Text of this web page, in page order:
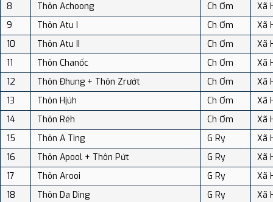
8
Thôn Achoong Ch Ơm
Xã
9
Thôn Atu I Ch Ơm
Xã
10
Thôn Atu II Ch Ơm
Xã
11
Thôn Chanốc Ch Ơm
Xã
12
Thôn Đhung + Thôn Zrướt Ch Ơm
Xã
13
Thôn Hjúh Ch Ơm
Xã
14
Thôn Réh Ch Ơm
Xã
15
Thôn A Ting G Ry
Xã
16
Thôn Apool + Thôn Pứt G Ry
Xã
17
Thôn Arooi G Ry
Xã
18
Thôn Da Ding G Ry
Xã